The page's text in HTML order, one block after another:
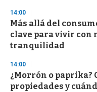
d
s
14:00
Más allá del
clave para vivir con
tranquilidad
14:00
¿Morrón o paprika?
propiedades y